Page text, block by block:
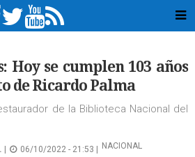
Hoy se cumplen 103 años
de Ricardo Palma
de la Biblioteca Nacional del
06/10/2022 - 21:53 |
NACIONAL